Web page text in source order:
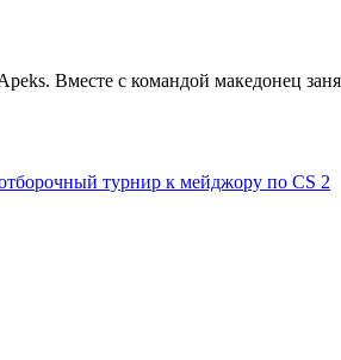
Вместе с командой македонец
турнир к мейджору по CS 2